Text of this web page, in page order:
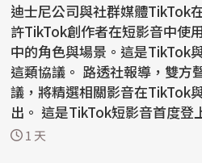
迪士尼公司與社群媒體TikTok
許TikTok創作者在短影音中使
中的角色與場景。這是TikTok
這類協議。 路透社報導，雙方聲明並提到，依據這份協
議，將精選相關影音在TikTok
出。 這是TikTok短影音首度登上其他平台，而在Disney
+，影...
1 天